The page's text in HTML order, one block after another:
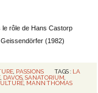
le rôle de Hans Castorp
Geissendörfer (1982)
, PASSIONS TAGS : LA
, DAVOS,SANATORIUM,
, MANN THOMAS